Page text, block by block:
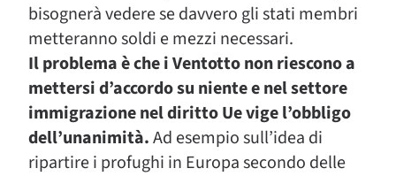
bisognerà vedere se davvero gli stati membri
metteranno soldi e mezzi necessari.
Il problema è che i Ventotto non riescono a
mettersi d’accordo su niente e nel settore
immigrazione nel diritto Ue vige l’obbligo
dell’unanimità.Ad esempio sull’idea di
ripartire i profughi in Europa secondo delle